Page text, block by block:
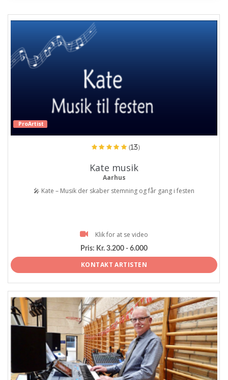
ProArtist
(13)
Kate musik
Aarhus
🎤 Kate – Musik der skaber stemning og får gang i festen
Klik for at se video
Pris: Kr. 3.200 - 6.000
KONTAKT ARTISTEN